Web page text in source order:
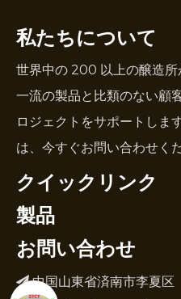
私たちについて
世界中の 200 以上の醸造所
一流の製品と比類のない顧
ロジェクトをサポートしま
は、今すぐお問い合わせく
クイックリンク
製品
お問い合わせ
中国山東省済南市李夏区